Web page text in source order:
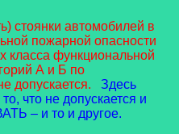
стоянки автомобилей в
пожарной опасности
класса функциональной
А и Б по
допускается.
Здесь
что не допускается и
– и то и другое.